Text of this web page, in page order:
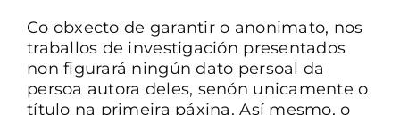
Co obxecto de garantir o anonimato, nos
traballos de investigación presentados
non figurará ningún dato persoal da
persoa autora deles, senón unicamente o
título na primeira páxina. Así mesmo, o